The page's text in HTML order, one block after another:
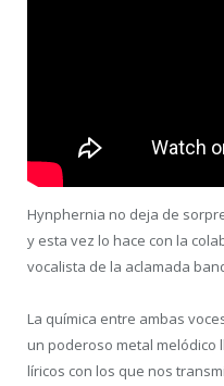
Hynphernia no deja de
y esta vez lo hace con la
vocalista de la aclamada
La química entre ambas
un poderoso metal
líricos con los que nos